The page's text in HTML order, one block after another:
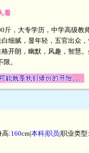
看
斤，大专学历，中学高级
细腻，显年轻，五官出众
开朗，幽默，风趣，智慧
。
高:160cm|本科|职员|职业类型: